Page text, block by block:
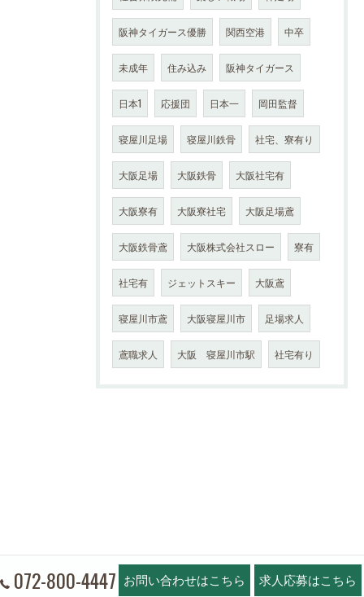
阪神タイガース優勝 関西空港 中卒
未成年 住み込み 阪神タイガース
日本1 応援団 日本一 岡田監督
寝屋川足場 寝屋川鉄骨 社宅、寮有り
大阪足場 大阪鉄骨 大阪社宅有
大阪寮有 大阪寮社宅 大阪足場鳶
大阪鉄骨鳶 大阪株式会社スロー 寮有
社宅有 ジェットスキー 大阪鳶
寝屋川市鳶 大阪寝屋川市 足場求人
鳶職求人 大阪 寝屋川市駅 社宅有り
072-800-4447 お問い合わせはこちら 求人応募はこちら